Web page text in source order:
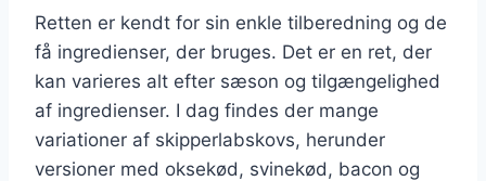
Retten er kendt for sin enkle tilberedning og de
få ingredienser, der bruges. Det er en ret, der
kan varieres alt efter sæson og tilgængelighed
af ingredienser. I dag findes der mange
variationer af skipperlabskovs, herunder
versioner med oksekød, svinekød, bacon og